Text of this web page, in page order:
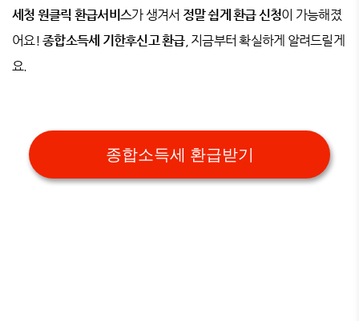
세청 원클릭 환급서비스가 생겨서 정말 쉽게 환급 신청이 가능해졌
어요! 종합소득세 기한후신고 환급, 지금부터 확실하게 알려드릴게
요.
종합소득세 환급받기